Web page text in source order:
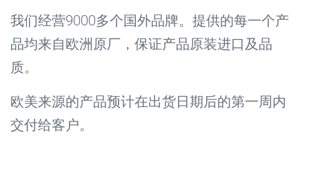
我们经营9000多个国外品牌。提供的每一个产
品均来自欧洲原厂，保证产品原装进口及品
质。
欧美来源的产品预计在出货日期后的第一周内
交付给客户。